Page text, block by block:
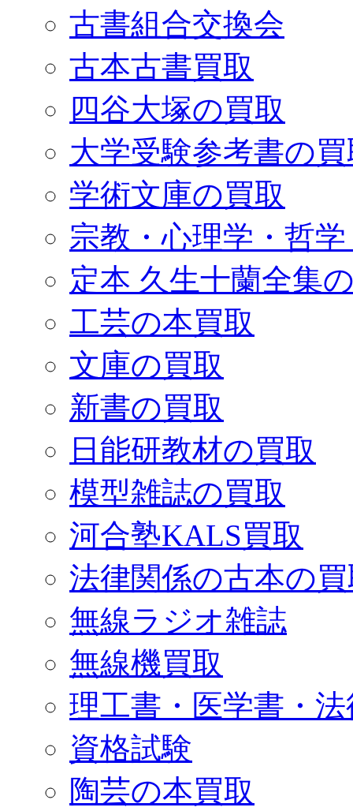
古書組合交換会
古本古書買取
四谷大塚の買取
大学受験参考書の
学術文庫の買取
宗教・心理学・哲
定本 久生十蘭全集
工芸の本買取
文庫の買取
新書の買取
日能研教材の買取
模型雑誌の買取
河合塾KALS買取
法律関係の古本の
無線ラジオ雑誌
無線機買取
理工書・医学書・
資格試験
陶芸の本買取